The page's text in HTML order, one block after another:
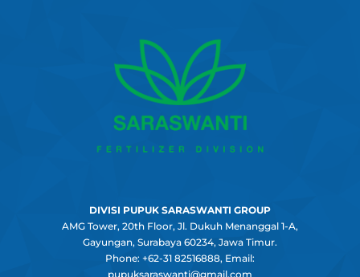
DIVISI PUPUK SARASWANTI GROUP
AMG Tower, 20th Floor, Jl. Dukuh Menanggal 1-A,
Gayungan, Surabaya 60234, Jawa Timur.
Phone: +62-31 82516888, Email:
pupuksaraswanti@gmail.com